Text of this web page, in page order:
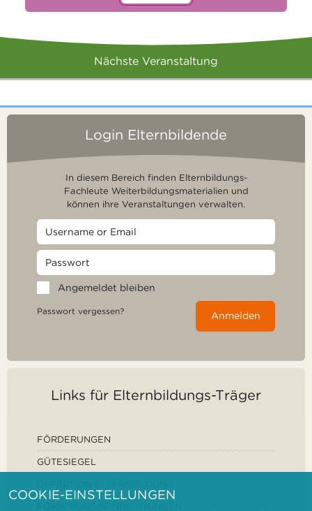
Nächste Veranstaltung
Login Elternbildende
In diesem Bereich finden Elternbildungs-
Fachleute Weiterbildungsmaterialien und
können ihre Veranstaltungen verwalten.
Angemeldet bleiben
Passwort vergessen? Anmelden
Links für Elternbildungs-Träger
FÖRDERUNGEN
GÜTESIEGEL
COOKIE-EINSTELLUNGEN